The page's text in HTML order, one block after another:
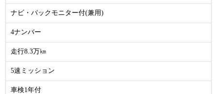
ナビ・バックモニター付(兼用)
4ナンバー
走行8.3万㎞
5速ミッション
車検1年付